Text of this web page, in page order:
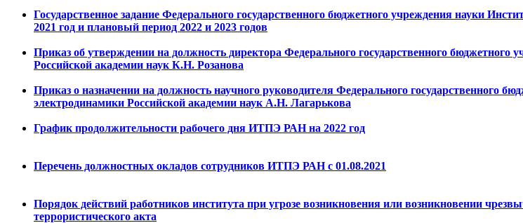
Государственное задание Федерального государственного бюджетного учреждения науки
2021 год и плановый период 2022 и 2023 годов
Приказ об утверждении на должность директора Федерального государственного
Российской академии наук К.Н. Розанова
Приказ о назначении на должность научного руководителя Федерального государственного
электродинамики Российской академии наук А.Н. Лагарькова
График продолжительности рабочего дня ИТПЭ РАН на 2022 год
Перечень должностных окладов сотрудников ИТПЭ РАН c 01.08.2021
Порядок действий работников института при угрозе возникновения или возникновении
террористического акта